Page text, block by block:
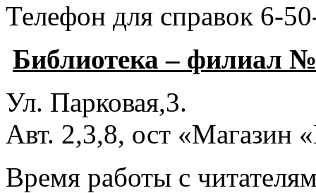
Телефон для справок 6-
Библиотека – филиал
Ул. Парковая,3.
Авт. 2,3,8, ост «Магазин
Время работы с